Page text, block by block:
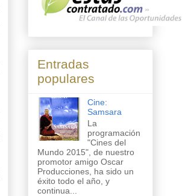
Entradas
populares
Cine:
Samsara
La
programación
"Cines del
Mundo 2015", de nuestro
promotor amigo Oscar
Producciones, ha sido un
éxito todo el año, y
continua...